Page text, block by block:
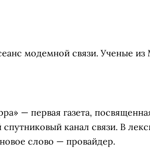
модемной связи. Ученые
— первая газета,
канал связи. В
слово — провайдер.